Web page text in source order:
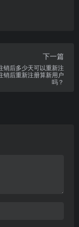
下一篇
销后多少天可以重新注
销后重新注册算新用户
吗？